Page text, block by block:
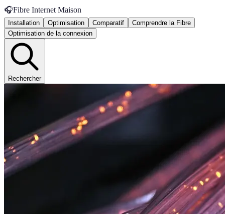
🎧Fibre Internet Maison
Installation Optimisation Comparatif
Comprendre la Fibre
Optimisation de la connexion
Rechercher